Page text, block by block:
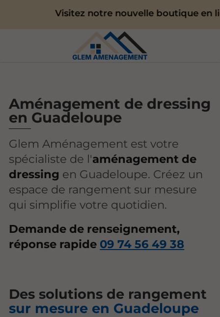
Visitez notre nouvelle boutique en
Aménagement de dressing
en Guadeloupe
Glem Aménagement est votre
spécialiste de l'aménagement de
dressing en Guadeloupe. Créez un
espace de rangement sur mesure
qui simplifie votre quotidien.
Demande de renseignement,
réponse rapide 09 74 56 49 38
Des solutions de rangement
sur mesure en Guadeloupe